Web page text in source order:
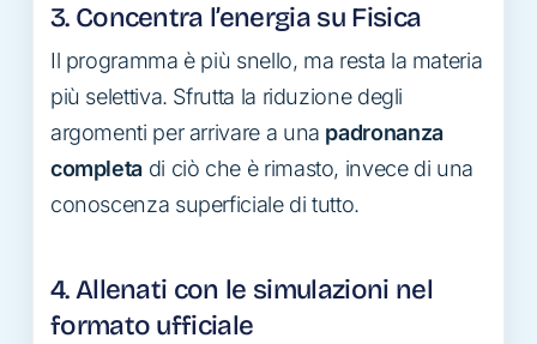
3. Concentra l’energia su Fisica
Il programma è più snello, ma resta la materia
più selettiva. Sfrutta la riduzione degli
argomenti per arrivare a una padronanza
completa di ciò che è rimasto, invece di una
conoscenza superficiale di tutto.
4. Allenati con le simulazioni nel
formato ufficiale